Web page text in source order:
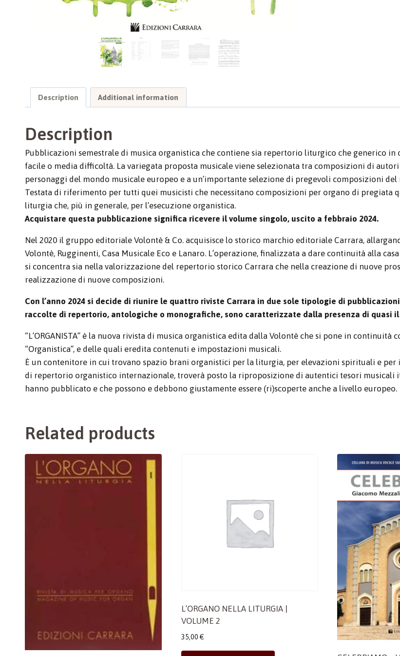
Description Additional information
Description
Pubblicazioni semestrale di musica organistica che contiene sia repertorio liturgico che generico
facile o media difficoltà. La variegata proposta musicale viene selezionata tra composizioni di
personaggi del mondo musicale europeo e a un’importante selezione di pregevoli composizioni
Testata di riferimento per tutti quei musicisti che necessitano composizioni per organo di pregiata
liturgia che, più in generale, per l’esecuzione organistica.
Acquistare questa pubblicazione significa ricevere il volume singolo, uscito a febbraio 2024.
Nel 2020 il gruppo editoriale Volontè & Co. acquisisce lo storico marchio editoriale Carrara,
Volontè, Rugginenti, Casa Musicale Eco e Lanaro. L’operazione, finalizzata a dare continuità alla
si concentra sia nella valorizzazione del repertorio storico Carrara che nella creazione di nuove
realizzazione di nuove composizioni.
Con l’anno 2024 si decide di riunire le quattro riviste Carrara in due sole tipologie di
raccolte di repertorio, antologiche o monografiche, sono caratterizzate dalla presenza di
“L’ORGANISTA” è la nuova rivista di musica organistica edita dalla Volontè che si pone in
“Organistica”, e delle quali eredita contenuti e impostazioni musicali.
È un contenitore in cui trovano spazio brani organistici per la liturgia, per elevazioni spirituali e
di repertorio organistico internazionale, troverà posto la riproposizione di autentici tesori musicali
hanno pubblicato e che possono e debbono giustamente essere (ri)scoperte anche a livello europeo.
Related products
L’ORGANO NELLA LITURGIA |
VOLUME 2
35,00 €